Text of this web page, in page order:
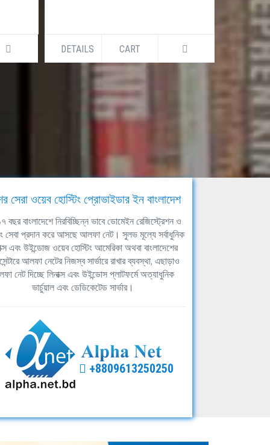
DETAILS CART DETAILS
সেরা ওয়েব হোস্টিং প্রোভাইডার ইন বাংলাদেশ
বছর বাংলাদেশে নিরবিচ্ছিন্ন ভাবে ডোমেইন রেজিস্ট্রেশন ও
সেবা প্রদান করে আসছে আলফা নেট। সুলভ মূল্যে সর্বাধুনিক
এবং উইন্ডোজ ওয়েব হোস্টিং আমেরিকা অথবা বাংলাদেশের
আলফা নেটের নিজস্ব সার্ভারে রাখার ব্যবস্থা, এছাড়াও
নেট দিচ্ছে লিনাক্স এবং উইন্ডোস প্লাটফর্মে অত্যাধুনিক
ভার্চুয়াল এবং ডেডিকেটেড সার্ভার।
+8809613250250